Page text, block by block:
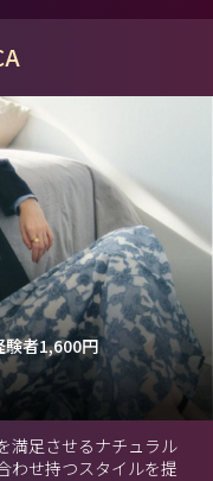
験者1,600円
満足させるナチュラル
わせ持つスタイルを提